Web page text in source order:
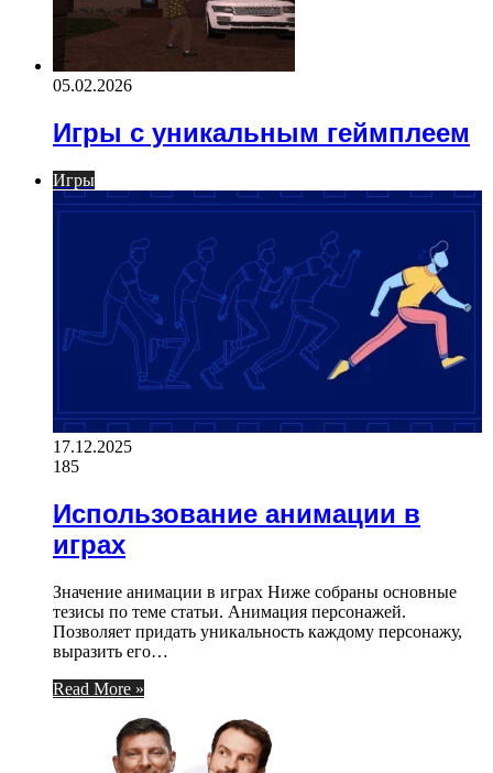
05.02.2026
Игры с уникальным геймплеем
Игры
17.12.2025
185
Использование анимации в
играх
Значение анимации в играх Ниже собраны основные
тезисы по теме статьи. Анимация персонажей.
Позволяет придать уникальность каждому персонажу,
выразить его…
Read More »